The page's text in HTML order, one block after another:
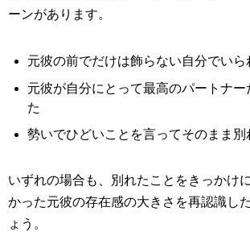
ーンがあります。
元彼の前でだけは飾らない自分でいら
元彼が自分にとって最高のパートナ
た
勢いでひどいことを言ってそのまま別
いずれの場合も、別れたことをきっかけ
かった元彼の存在感の大きさを再認識し
ょう。